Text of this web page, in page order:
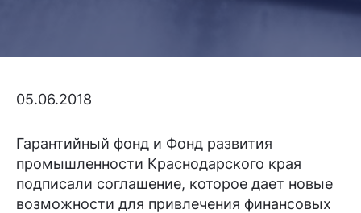
05.06.2018
Гарантийный фонд и Фонд развития
промышленности Краснодарского края
подписали соглашение, которое дает новые
возможности для привлечения финансовых